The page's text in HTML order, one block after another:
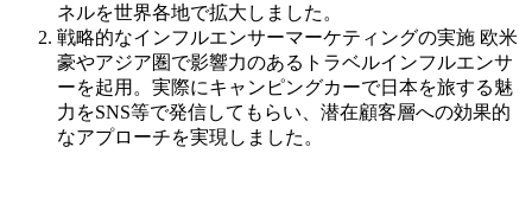
ネルを世界各地で拡大しました。
戦略的なインフルエンサーマーケティングの実施 欧米
豪やアジア圏で影響力のあるトラベルインフルエンサ
ーを起用。実際にキャンピングカーで日本を旅する魅
力をSNS等で発信してもらい、潜在顧客層への効果的
なアプローチを実現しました。